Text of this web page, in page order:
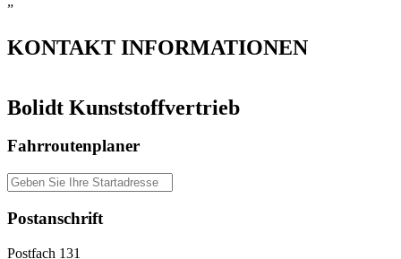
”
KONTAKT INFORMATIONEN
Bolidt Kunststoffvertrieb
Fahrroutenplaner
Postanschrift
Postfach 131